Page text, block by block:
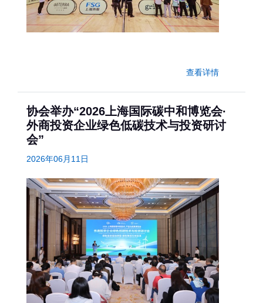
查看详情
协会举办“2026上海国际碳中和博览会·
外商投资企业绿色低碳技术与投资研讨
会”
2026年06月11日